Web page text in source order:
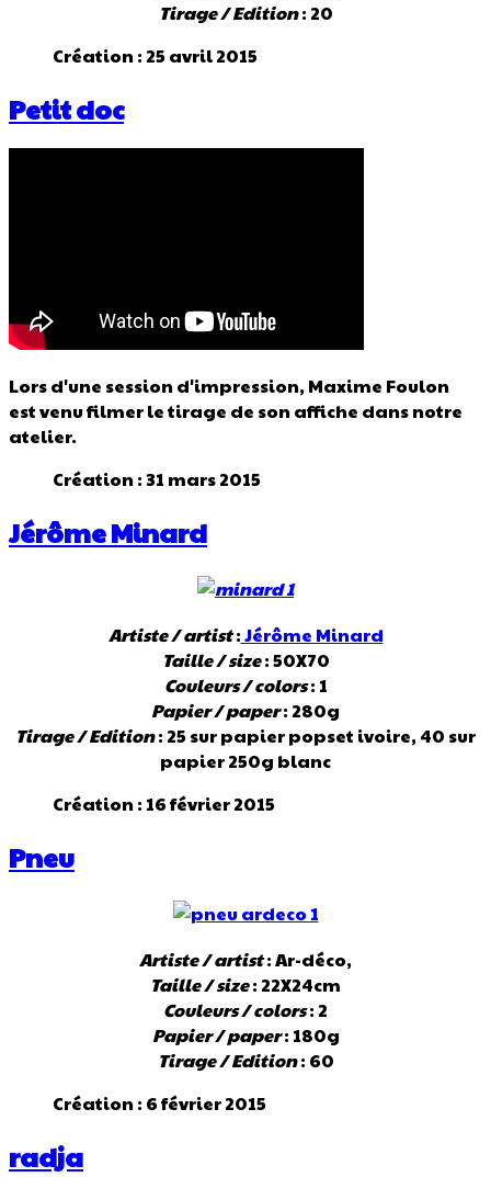
Tirage / Edition: 20
Création : 25 avril 2015
Petit doc
Lors d'une session d'impression, Maxime Foulon
est venu filmer le tirage de son affiche dans notre
atelier.
Création : 31 mars 2015
Jérôme Minard
Artiste / artist:Jérôme Minard
Taille / size: 50X70
Couleurs / colors: 1
Papier / paper: 280g
Tirage / Edition: 25 sur papier popset ivoire, 40 sur
papier 250g blanc
Création : 16 février 2015
Pneu
Artiste / artist: Ar-déco,
Taille / size: 22X24cm
Couleurs / colors: 2
Papier / paper: 180g
Tirage / Edition: 60
Création : 6 février 2015
radja